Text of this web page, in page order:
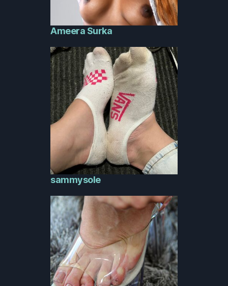
Ameera Surka
sammysole